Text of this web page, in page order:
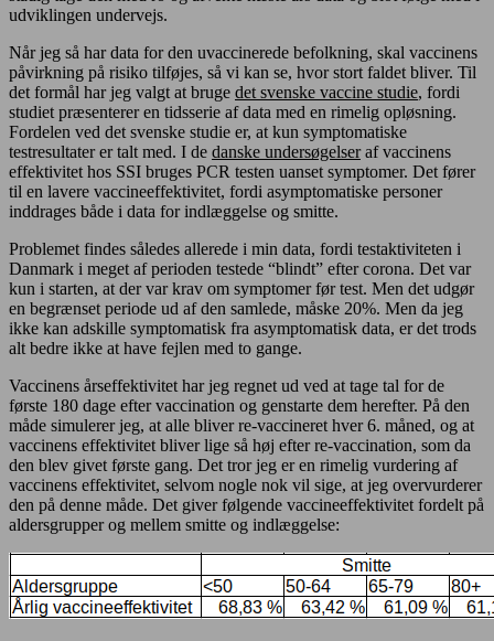
udviklingen undervejs.
Når jeg så har data for den uvaccinerede befolkning, skal vaccinens
påvirkning på risiko tilføjes, så vi kan se, hvor stort faldet bliver. Til
det formål har jeg valgt at bruge det svenske vaccine studie, fordi
studiet præsenterer en tidsserie af data med en rimelig opløsning.
Fordelen ved det svenske studie er, at kun symptomatiske
testresultater er talt med. I de danske undersøgelseraf vaccinens
effektivitet hos SSI bruges PCR testen uanset symptomer. Det fører
til en lavere vaccineeffektivitet, fordi asymptomatiske personer
inddrages både i data for indlæggelse og smitte.
Problemet findes således allerede i min data, fordi testaktiviteten i
Danmark i meget af perioden testede “blindt” efter corona. Det var
kun i starten, at der var krav om symptomer før test. Men det udgør
en begrænset periode ud af den samlede, måske 20%. Men da jeg
ikke kan adskille symptomatisk fra asymptomatisk data, er det trods
alt bedre ikke at have fejlen med to gange.
Vaccinens årseffektivitet har jeg regnet ud ved at tage tal for de
første 180 dage efter vaccination og genstarte dem herefter. På den
måde simulerer jeg, at alle bliver re-vaccineret hver 6. måned, og at
vaccinens effektivitet bliver lige så høj efter re-vaccination, som da
den blev givet første gang. Det tror jeg er en rimelig vurdering af
vaccinens effektivitet, selvom nogle nok vil sige, at jeg overvurderer
den på denne måde. Det giver følgende vaccineeffektivitet fordelt på
aldersgrupper og mellem smitte og indlæggelse: